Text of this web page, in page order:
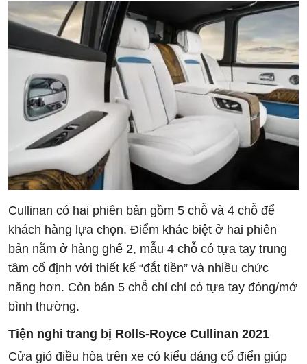
Cullinan có hai phiên bản gồm 5 chỗ và 4 chỗ để
khách hàng lựa chọn. Điểm khác biệt ở hai phiên
bản nằm ở hàng ghế 2, mẫu 4 chỗ có tựa tay trung
tâm cố định với thiết kế “đắt tiền” và nhiều chức
năng hơn. Còn bản 5 chỗ chỉ chỉ có tựa tay đóng/mở
bình thường.
Tiện nghi trang bị Rolls-Royce Cullinan 2021
Cửa gió điều hòa trên xe có kiểu dáng cổ điển giúp